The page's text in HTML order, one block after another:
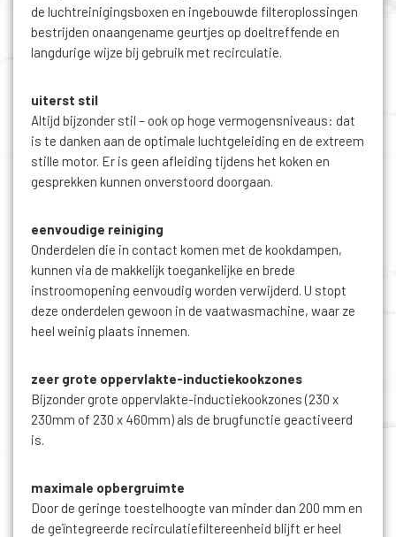
de luchtreinigingsboxen en ingebouwde filteroplossingen
bestrijden onaangename geurtjes op doeltreffende en
langdurige wijze bij gebruik met recirculatie.
uiterst stil
Altijd bijzonder stil – ook op hoge vermogensniveaus: dat
is te danken aan de optimale luchtgeleiding en de extreem
stille motor. Er is geen afleiding tijdens het koken en
gesprekken kunnen onverstoord doorgaan.
eenvoudige reiniging
Onderdelen die in contact komen met de kookdampen,
kunnen via de makkelijk toegankelijke en brede
instroomopening eenvoudig worden verwijderd. U stopt
deze onderdelen gewoon in de vaatwasmachine, waar ze
heel weinig plaats innemen.
zeer grote oppervlakte-inductiekookzones
Bijzonder grote oppervlakte-inductiekookzones (230 x
230mm of 230 x 460mm) als de brugfunctie geactiveerd
is.
maximale opbergruimte
Door de geringe toestelhoogte van minder dan 200 mm en
de geïntegreerde recirculatiefiltereenheid blijft er heel